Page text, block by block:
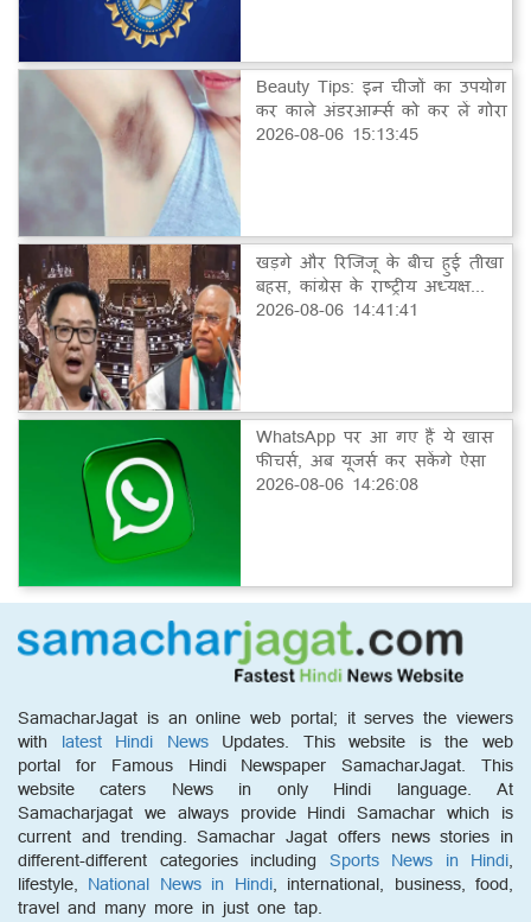
Beauty Tips: इन चीजों का उपयोग
कर काले अंडरआर्म्स को कर लें गोरा
2026-08-06 15:13:45
खड़गे और रिजिजू के बीच हुई तीखा
बहस, कांग्रेस के राष्ट्रीय अध्यक्ष...
2026-08-06 14:41:41
WhatsApp पर आ गए हैं ये खास
फीचर्स, अब यूजर्स कर सकेंगे ऐसा
2026-08-06 14:26:08
SamacharJagat is an online web portal; it serves the viewers
with latest Hindi NewsUpdates. This website is the web
portal for Famous Hindi Newspaper SamacharJagat. This
website caters News in only Hindi language. At
Samacharjagat we always provide Hindi Samachar which is
current and trending. Samachar Jagat offers news stories in
different-different categories including Sports News in Hindi,
lifestyle, National News in Hindi, international, business, food,
travel and many more in just one tap.